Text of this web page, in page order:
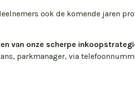
ook de komende jaren
van onze scherpe
parkmanager, via